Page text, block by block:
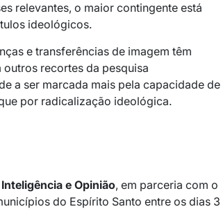
relevantes, o maior contingente está
ideológicos.
e transferências de imagem têm
recortes da pesquisa
a ser marcada mais pela capacidade de
por radicalização ideológica.
e Opinião, em parceria com o
do Espírito Santo entre os dias 3